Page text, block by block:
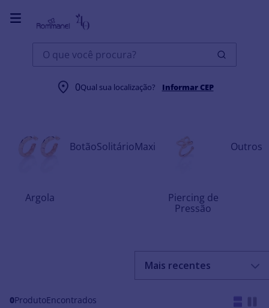
O que você procura?
0Qual sua localização? Informar CEP
Argola
BotãoSolitárioMaxi
Piercing de
Pressão
Outros
Mais recentes
0Produto